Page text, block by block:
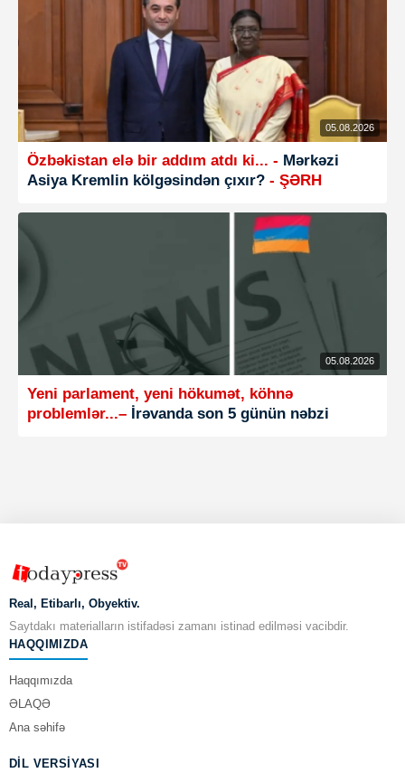
05.08.2026
Özbəkistan elə bir addım atdı ki... - Mərkəzi
Asiya Kremlin kölgəsindən çıxır? - ŞƏRH
05.08.2026
Yeni parlament, yeni hökumət, köhnə
problemlər...– İrəvanda son 5 günün nəbzi
Real, Etibarlı, Obyektiv.
Saytdakı materialların istifadəsi zamanı istinad edilməsi vacibdir.
HAQQIMIZDA
Haqqımızda
ƏLAQƏ
Ana səhifə
DIL VERSIYASI